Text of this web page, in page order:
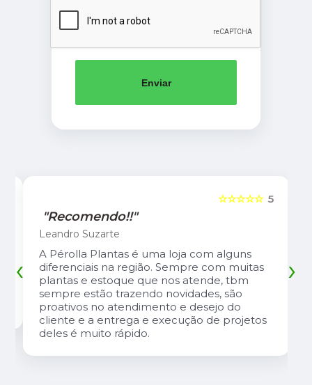
Enviar
5
☆☆☆☆☆
"Recomendo!!"
Leandro Suzarte
A Pérolla Plantas é uma loja com alguns
diferenciais na região. Sempre com muitas
plantas e estoque que nos atende, tbm
sempre estão trazendo novidades, são
proativos no atendimento e desejo do
cliente e a entrega e execução de projetos
deles é muito rápido.
‹ ›